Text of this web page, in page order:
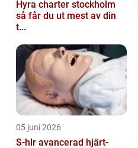
Hyra charter stockholm
så får du ut mest av din
t...
05 juni 2026
S-hlr avancerad hjärt-